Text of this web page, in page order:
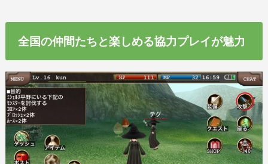
全国の仲間たちと楽しめる協力プレイが魅力